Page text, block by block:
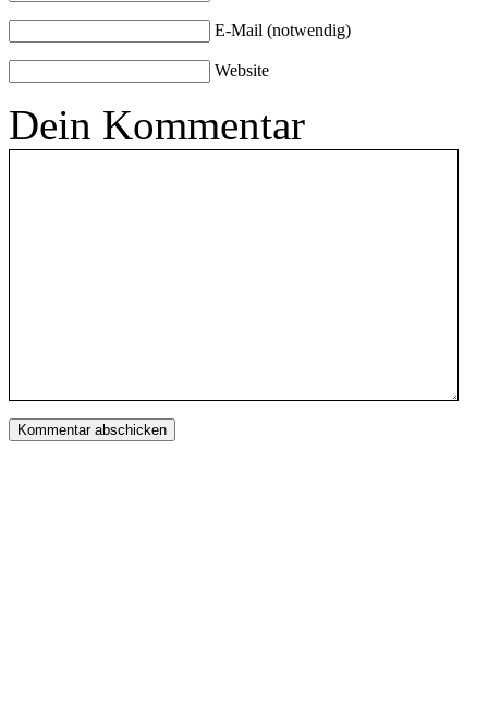
E-Mail (notwendig)
Website
Dein Kommentar